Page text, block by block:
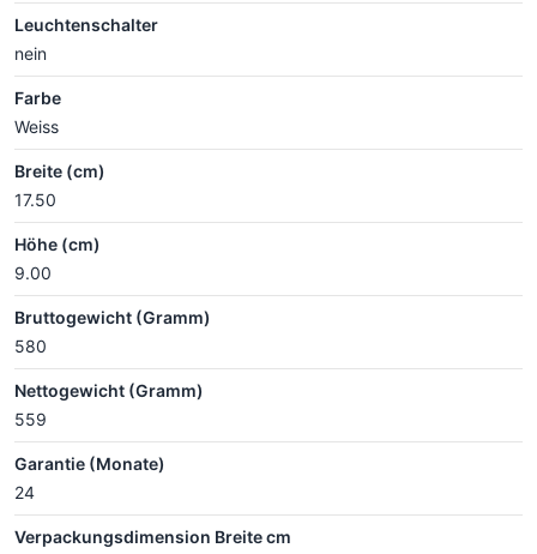
Leuchtenschalter
nein
Farbe
Weiss
Breite (cm)
17.50
Höhe (cm)
9.00
Bruttogewicht (Gramm)
580
Nettogewicht (Gramm)
559
Garantie (Monate)
24
Verpackungsdimension Breite cm